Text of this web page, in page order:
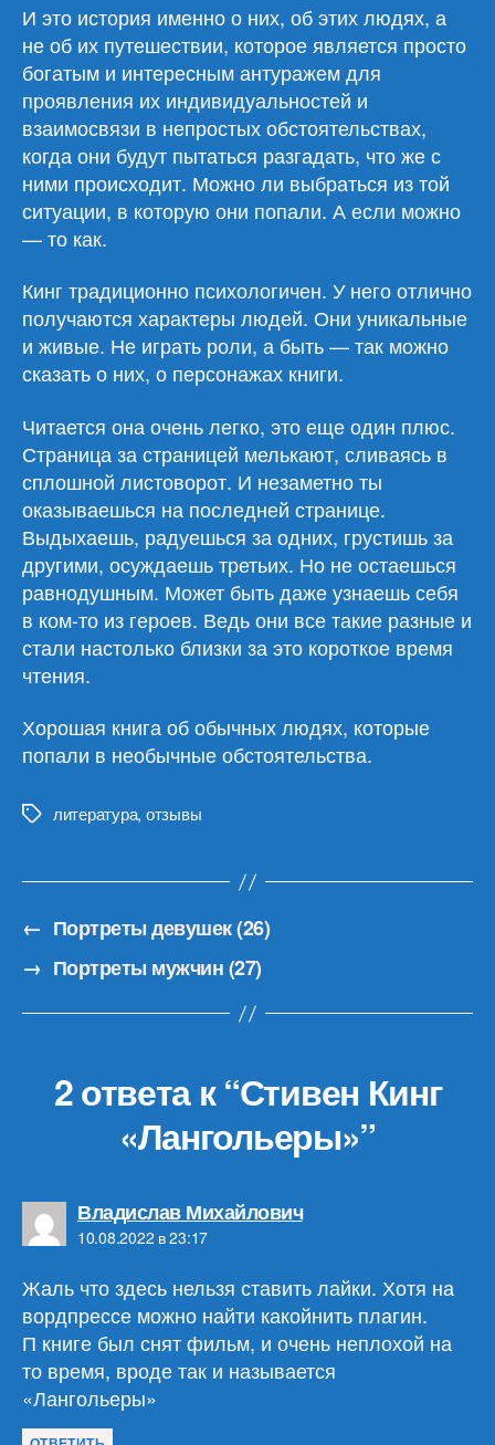
И это история именно о них, об этих людях, а
не об их путешествии, которое является просто
богатым и интересным антуражем для
проявления их индивидуальностей и
взаимосвязи в непростых обстоятельствах,
когда они будут пытаться разгадать, что же с
ними происходит. Можно ли выбраться из той
ситуации, в которую они попали. А если можно
— то как.
Кинг традиционно психологичен. У него отлично
получаются характеры людей. Они уникальные
и живые. Не играть роли, а быть — так можно
сказать о них, о персонажах книги.
Читается она очень легко, это еще один плюс.
Страница за страницей мелькают, сливаясь в
сплошной листоворот. И незаметно ты
оказываешься на последней странице.
Выдыхаешь, радуешься за одних, грустишь за
другими, осуждаешь третьих. Но не остаешься
равнодушным. Может быть даже узнаешь себя
в ком-то из героев. Ведь они все такие разные и
стали настолько близки за это короткое время
чтения.
Хорошая книга об обычных людях, которые
попали в необычные обстоятельства.
Меткилитература, отзывы
← Портреты девушек (26)
→ Портреты мужчин (27)
2 ответа к “Стивен Кинг
«Лангольеры»”
Владислав Михайловичпишет:
10.08.2022 в 23:17
Жаль что здесь нельзя ставить лайки. Хотя на
вордпрессе можно найти какойнить плагин.
П книге был снят фильм, и очень неплохой на
то время, вроде так и называется
«Лангольеры»